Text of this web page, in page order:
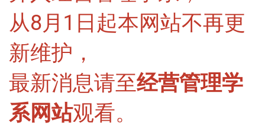
从8月1日起本网站不再更
新维护，
最新消息请至经营管理学
系网站观看。